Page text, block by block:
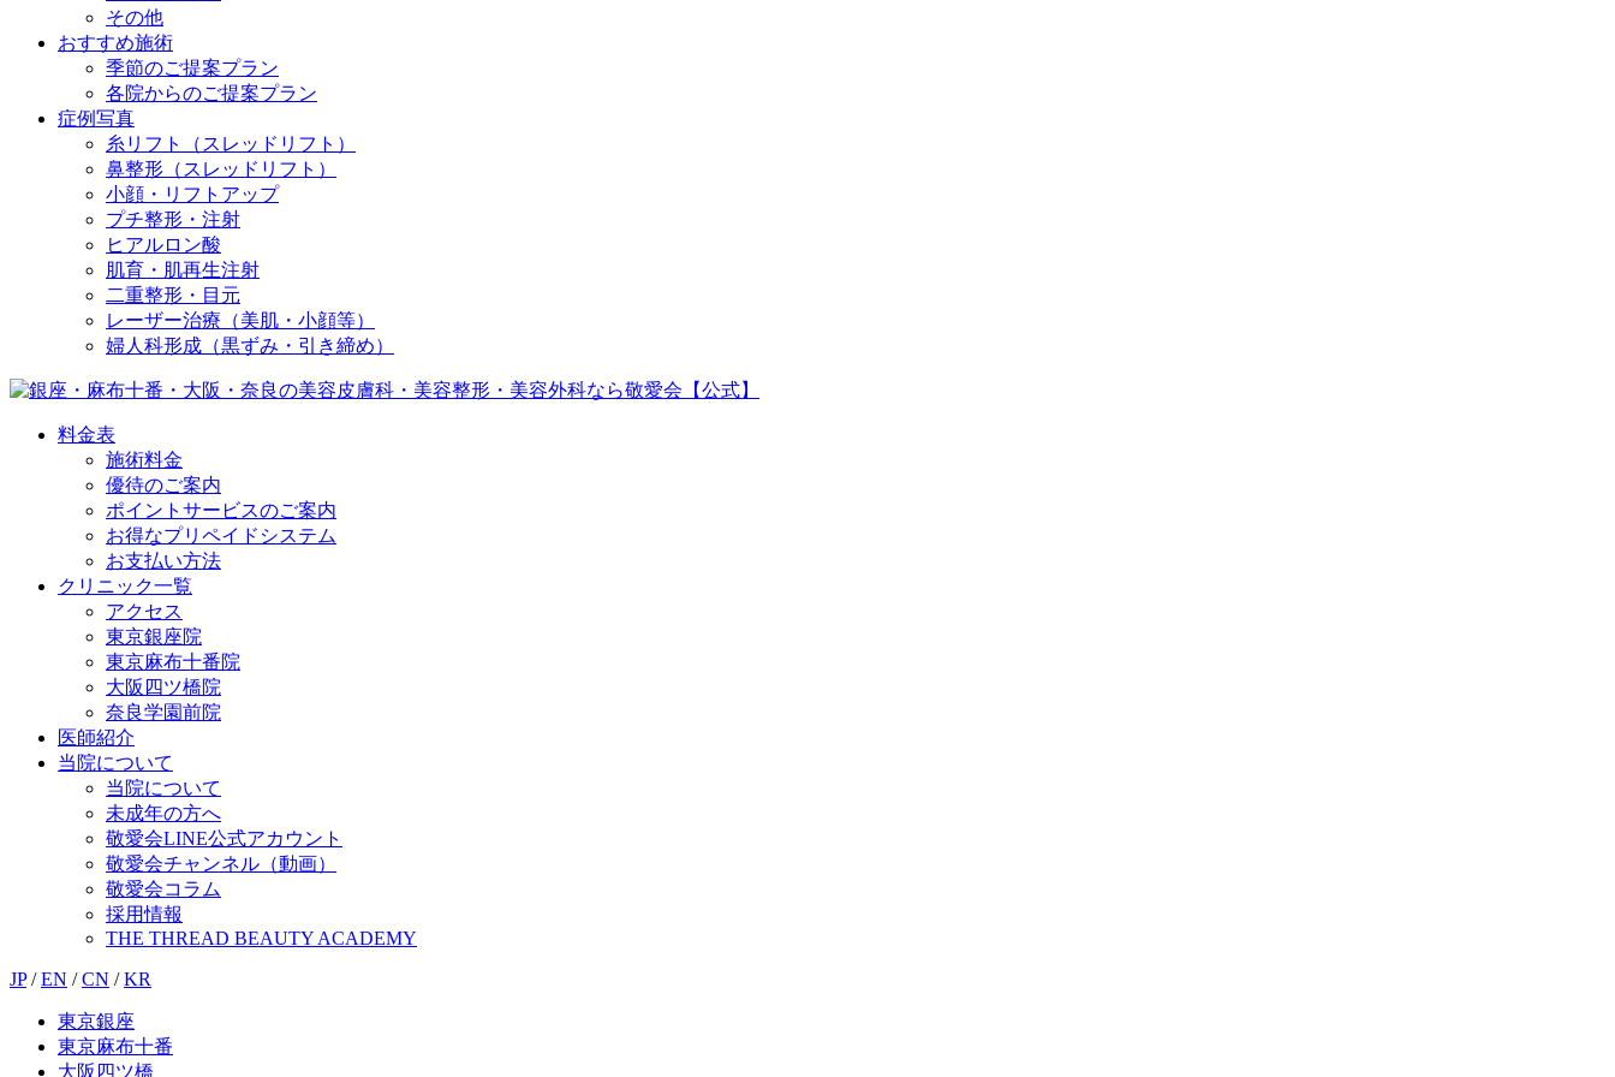
その他
おすすめ施術
季節のご提案プラン
各院からのご提案プラン
症例写真
糸リフト（スレッドリフト）
鼻整形（スレッドリフト）
小顔・リフトアップ
プチ整形・注射
ヒアルロン酸
肌育・肌再生注射
二重整形・目元
レーザー治療（美肌・小顔等）
婦人科形成（黒ずみ・引き締め）
料金表
施術料金
優待のご案内
ポイントサービスのご案内
お得なプリペイドシステム
お支払い方法
クリニック一覧
アクセス
東京銀座院
東京麻布十番院
大阪四ツ橋院
奈良学園前院
医師紹介
当院について
当院について
未成年の方へ
敬愛会LINE公式アカウント
敬愛会チャンネル（動画）
敬愛会コラム
採用情報
THE THREAD BEAUTY ACADEMY
JP / EN / CN / KR
東京銀座
東京麻布十番
大阪四ツ橋